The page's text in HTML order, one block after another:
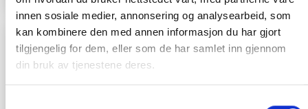
innen sosiale medier, annonsering og analysearbeid, som
kan kombinere den med annen informasjon du har gjort
tilgjengelig for dem, eller som de har samlet inn gjennom
din bruk av tjenestene deres.
TILBUD!